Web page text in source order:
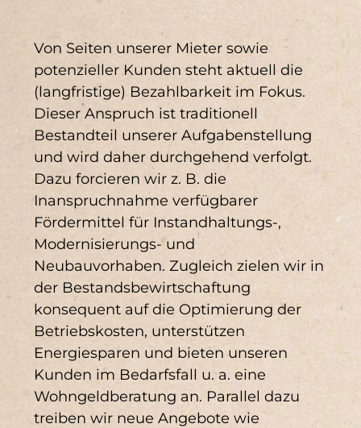
Von Seiten unserer Mieter sowie
potenzieller Kunden steht aktuell die
(langfristige) Bezahlbarkeit im Fokus.
Dieser Anspruch ist traditionell
Bestandteil unserer Aufgabenstellung
und wird daher durchgehend verfolgt.
Dazu forcieren wir z. B. die
Inanspruchnahme verfügbarer
Fördermittel für Instandhaltungs-,
Modernisierungs- und
Neubauvorhaben. Zugleich zielen wir in
der Bestandsbewirtschaftung
konsequent auf die Optimierung der
Betriebskosten, unterstützen
Energiesparen und bieten unseren
Kunden im Bedarfsfall u. a. eine
Wohngeldberatung an. Parallel dazu
treiben wir neue Angebote wie